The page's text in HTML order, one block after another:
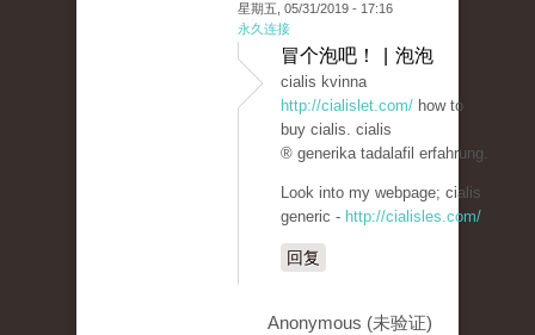
星期五, 05/31/2019 - 17:16
永久连接
冒个泡吧！ | 泡泡
cialis kvinna
http://cialislet.com/ how to
buy cialis. cialis
® generika tadalafil erfahrung.
Look into my webpage; cialis
generic - http://cialisles.com/
回复
Anonymous (未验证)